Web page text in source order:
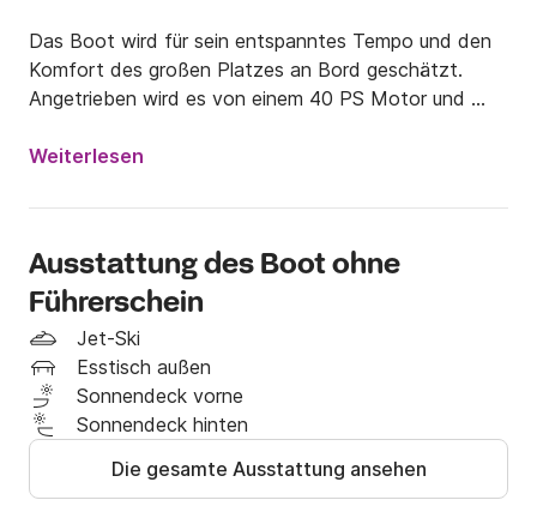
Das Boot wird für sein entspanntes Tempo und den
Komfort des großen Platzes an Bord geschätzt.
Angetrieben wird es von einem 40 PS Motor und
werden, was Ihnen ein unvergessliches Fahrerlebnis
Edelstahlhandlauf am Bug und Heck, einer Bugrolle
mit Polstern, einer Windschutzscheibe, einem
Schaltpanel, einem Steuerrad mit Einseilsteuerung,
kompletter Polsterung, einer Leiter,
Navigationslichtern und einem kleinen Tisch zum
Essen auf See ausgestattet.
Aus diesen Gründen ist es das perfekte Boot, um in
Weiterlesen
Ausstattung des Boot ohne
Führerschein
Jet-Ski
Esstisch außen
Sonnendeck vorne
Sonnendeck hinten
Die gesamte Ausstattung ansehen